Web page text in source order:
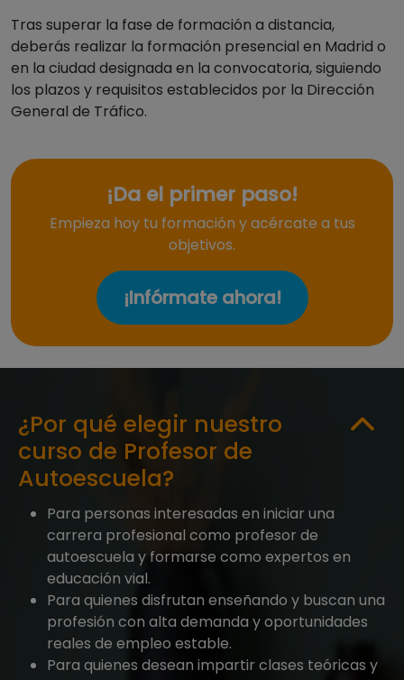
Tras superar la fase de formación a distancia,
deberás realizar la formación presencial en Madrid o
en la ciudad designada en la convocatoria, siguiendo
los plazos y requisitos establecidos por la Dirección
General de Tráfico.
¡Da el primer paso!
Empieza hoy tu formación y acércate a tus
objetivos.
¡Infórmate ahora!
¿Por qué elegir nuestro
curso de Profesor de
Autoescuela?
Para personas interesadas en iniciar una
carrera profesional como profesor de
autoescuela y formarse como expertos en
educación vial.
Para quienes disfrutan enseñando y buscan una
profesión con alta demanda y oportunidades
reales de empleo estable.
Para quienes desean impartir clases teóricas y